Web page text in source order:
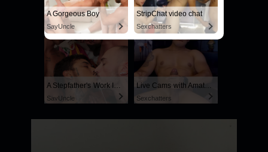
Stepbrother, why did you show me your dick? Now I want to fuck you with my wet pussy
RedhandsTube Sexchatters
A Stepfather's Work Is Never Done
SayUncle
Live Cams with Amateur Men
Sexchatters
A Gorgeous Boy
SayUncle
StripChat video chat
Sexchatters